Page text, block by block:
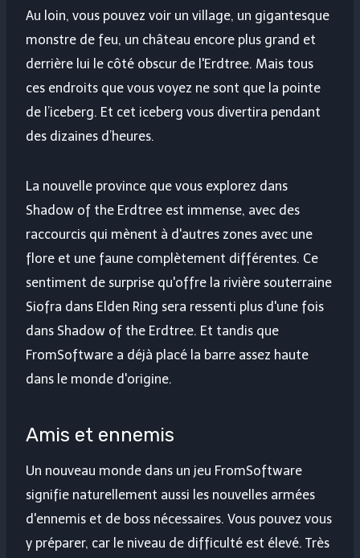
Au loin, vous pouvez voir un village, un gigantesque
monstre de feu, un château encore plus grand et
derrière lui le côté obscur de l'Erdtree. Mais tous
ces endroits que vous voyez ne sont que la pointe
de l’iceberg. Et cet iceberg vous divertira pendant
des dizaines d’heures.
La nouvelle province que vous explorez dans
Shadow of the Erdtree est immense, avec des
raccourcis qui mènent à d'autres zones avec une
flore et une faune complètement différentes. Ce
sentiment de surprise qu'offre la rivière souterraine
Siofra dans Elden Ring sera ressenti plus d'une fois
dans Shadow of the Erdtree. Et tandis que
FromSoftware a déjà placé la barre assez haute
dans le monde d'origine.
Amis et ennemis
Un nouveau monde dans un jeu FromSoftware
signifie naturellement aussi les nouvelles armées
d'ennemis et de boss nécessaires. Vous pouvez vous
y préparer, car le niveau de difficulté est élevé. Très